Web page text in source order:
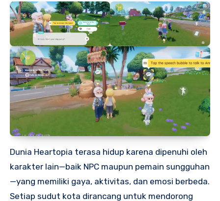
Dunia Heartopia terasa hidup karena dipenuhi oleh
karakter lain—baik NPC maupun pemain sungguhan
—yang memiliki gaya, aktivitas, dan emosi berbeda.
Setiap sudut kota dirancang untuk mendorong